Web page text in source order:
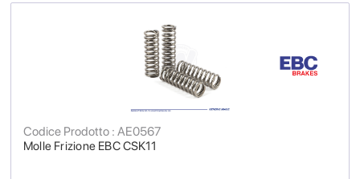
Molle Frizione EBC CSK11
Codice Prodotto : AE0567